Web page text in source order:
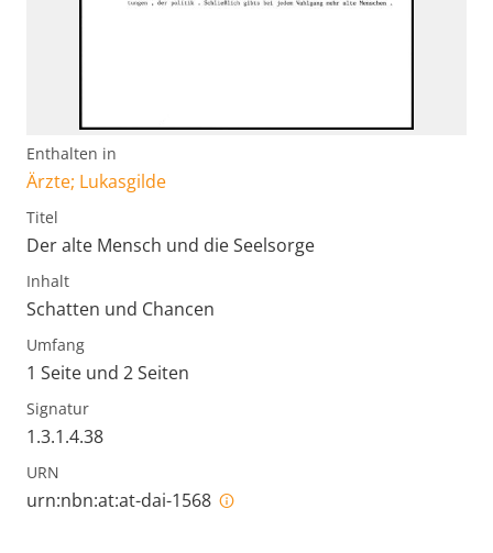
Enthalten in
Ärzte; Lukasgilde
Titel
Der alte Mensch und die Seelsorge
Inhalt
Schatten und Chancen
Umfang
1 Seite und 2 Seiten
Signatur
1.3.1.4.38
URN
urn:nbn:at:at-dai-1568